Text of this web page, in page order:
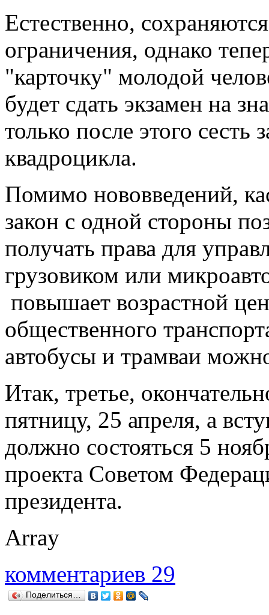
Естественно,
ограничения, однако
"карточку" молодой
будет сдать экзамен на
только после этого сесть
квадроцикла.
Помимо нововведений,
закон с одной стороны
получать права для
грузовиком или
повышает возрастной
общественного
автобусы и трамваи
Итак, третье,
пятницу, 25 апреля, а
должно состояться 5
проекта Советом
президента.
Array
комментариев 29
Поделиться…